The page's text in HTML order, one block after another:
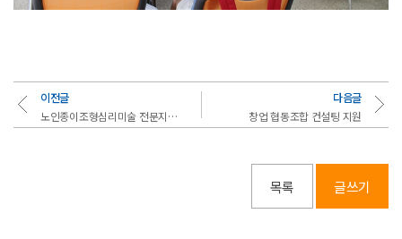
이전글
노인종이조형심리미술 전문지도사 양성과정
다음글
창업 협동조합 컨설팅 지원
목록 글쓰기